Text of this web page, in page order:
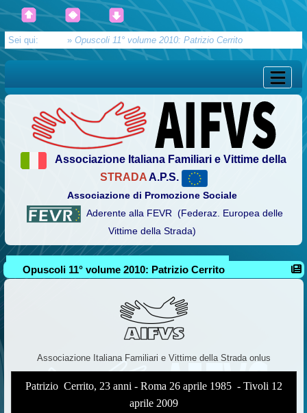
Sei qui: » Opuscoli 11° volume 2010: Patrizio Cerrito
Associazione Italiana Familiari e Vittime della
STRADAA.P.S.
Associazione di Promozione Sociale
Aderente alla FEVR (Federaz. Europea delle
Vittime della Strada)
Opuscoli 11° volume 2010: Patrizio Cerrito
Associazione Italiana Familiari e Vittime della Strada onlus
Patrizio Cerrito, 23 anni - Roma 26 aprile 1985 - Tivoli 12
aprile 2009